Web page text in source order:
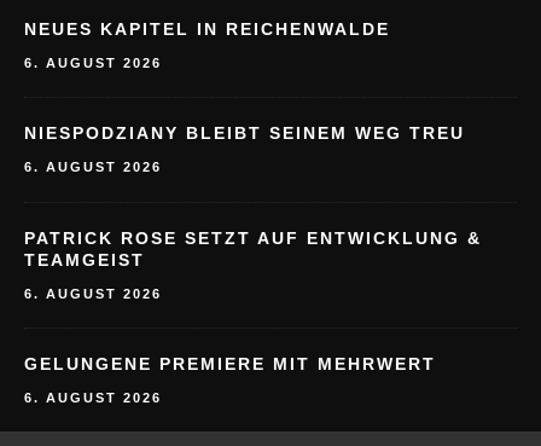
NEUES KAPITEL IN REICHENWALDE
6. AUGUST 2026
NIESPODZIANY BLEIBT SEINEM WEG TREU
6. AUGUST 2026
PATRICK ROSE SETZT AUF ENTWICKLUNG &
TEAMGEIST
6. AUGUST 2026
GELUNGENE PREMIERE MIT MEHRWERT
6. AUGUST 2026